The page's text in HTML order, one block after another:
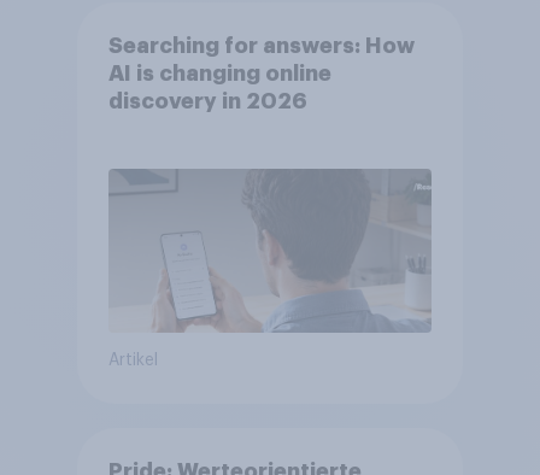
Searching for answers: How
AI is changing online
discovery in 2026
Artikel